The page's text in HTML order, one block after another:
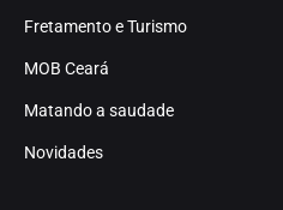
Fretamento e Turismo
MOB Ceará
Matando a saudade
Novidades